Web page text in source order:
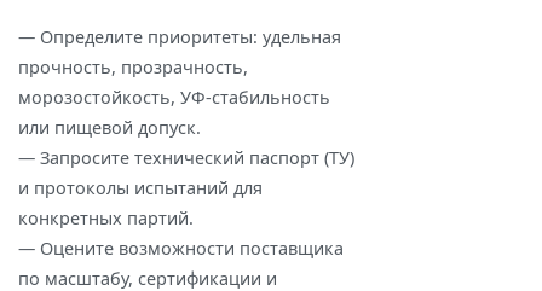
— Определите приоритеты: удельная
прочность, прозрачность,
морозостойкость, УФ‑стабильность
или пищевой допуск.
— Запросите технический паспорт (ТУ)
и протоколы испытаний для
конкретных партий.
— Оцените возможности поставщика
по масштабу, сертификации и